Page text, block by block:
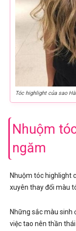
Tóc highlight của sao
Nhuộm
ngăm
Nhuộm tóc highlight
xuyên thay đổi màu
Những sắc màu sinh
việc tao nên thần